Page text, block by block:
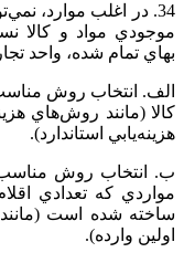
34. در اغلب‌ موارد،
موجودي‌ مواد و کالا
بهاي‌ تمام‌ شده‌، واحد
الف‌. انتخاب‌ روش‌
کالا (مانند روش‌هاي‌
هزينه‌يابي‌ استاندارد).
ب. انتخاب‌ روش‌ مناسب‌
مواردي‌ كه‌ تعدادي‌
ساخته‌ شده‌ است‌
اولين‌ وارده‌).